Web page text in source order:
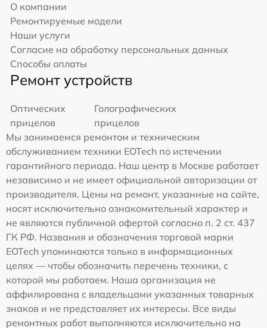
О компании
Ремонтируемые модели
Наши услуги
Согласие на обработку персональных данных
Способы оплаты
Ремонт устройств
Оптических
прицелов
Голографических
прицелов
Мы занимаемся ремонтом и техническим
обслуживанием техники EOTech по истечении
гарантийного периода. Наш центр в Москве работает
независимо и не имеет официальной авторизации от
производителя. Цены на ремонт, указанные на сайте,
носят исключительно ознакомительный характер и
не являются публичной офертой согласно п. 2 ст. 437
ГК РФ. Названия и обозначения торговой марки
EOTech упоминаются только в информационных
целях — чтобы обозначить перечень техники, с
которой мы работаем. Наша организация не
аффилирована с владельцами указанных товарных
знаков и не представляет их интересы. Все виды
ремонтных работ выполняются исключительно на